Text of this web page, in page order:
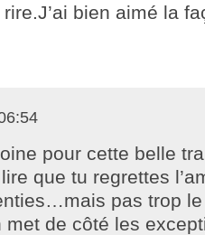
rire.J’ai bien aimé la
pour cette belle
que tu regrettes
pas trop
met de côté les